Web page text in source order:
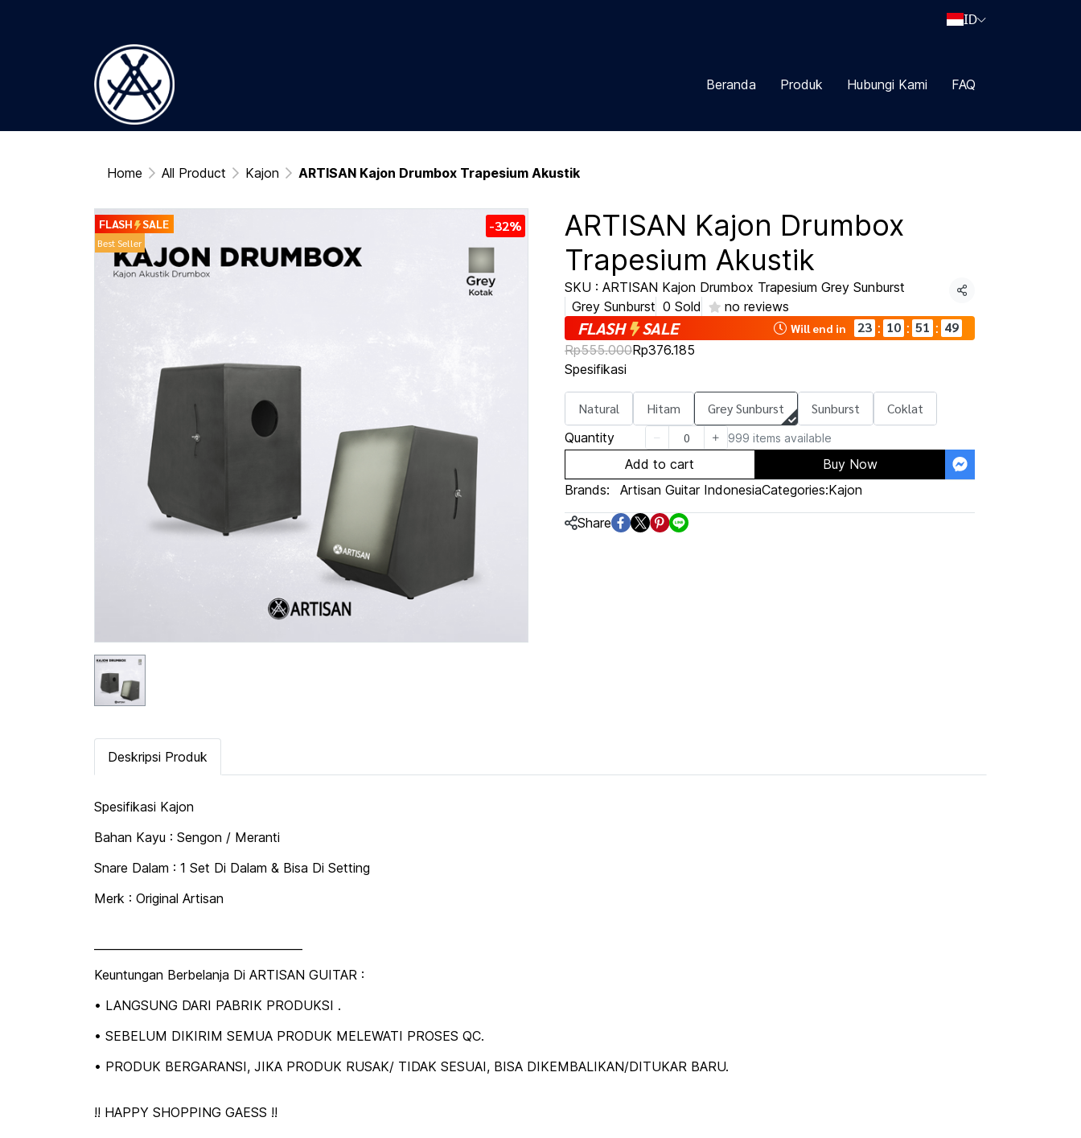
ID
Beranda Produk Hubungi Kami FAQ
Home All Product Kajon ARTISAN Kajon Drumbox Trapesium Akustik
FLASH SALE
Best Seller
-32%
ARTISAN Kajon Drumbox
Trapesium Akustik
SKU : ARTISAN Kajon Drumbox Trapesium Grey Sunburst
Grey Sunburst 0 Sold no reviews
Share
FLASH SALE Will end in 23 : 10 : 51 : 48
Rp555.000Rp376.185
Spesifikasi
Natural Hitam Grey Sunburst Sunburst Coklat
Quantity 999 items available
Add to cart
Buy Now
Brands:
Artisan Guitar IndonesiaCategories:Kajon
Share
Deskripsi Produk
Spesifikasi Kajon
Bahan Kayu : Sengon / Meranti
Snare Dalam : 1 Set Di Dalam & Bisa Di Setting
Merk : Original Artisan
Keuntungan Berbelanja Di ARTISAN GUITAR :
• LANGSUNG DARI PABRIK PRODUKSI .
• SEBELUM DIKIRIM SEMUA PRODUK MELEWATI PROSES QC.
• PRODUK BERGARANSI, JIKA PRODUK RUSAK/ TIDAK SESUAI, BISA DIKEMBALIKAN/DITUKAR BARU.
!! HAPPY SHOPPING GAESS !!